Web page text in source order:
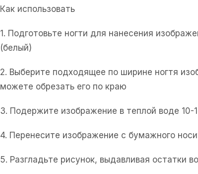
Как использовать
1. Подготовьте ногти для нанесения
(белый)
2. Выберите подходящее по ширине ногтя
можете обрезать его по краю
3. Подержите изображение в теплой воде
4. Перенесите изображение с бумажного
5. Разгладьте рисунок, выдавливая остатки